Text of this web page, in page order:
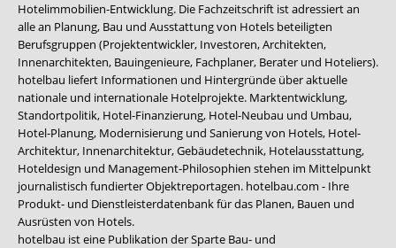
Hotelimmobilien-Entwicklung. Die Fachzeitschrift ist adressiert an
alle an Planung, Bau und Ausstattung von Hotels beteiligten
Berufsgruppen (Projektentwickler, Investoren, Architekten,
Innenarchitekten, Bauingenieure, Fachplaner, Berater und Hoteliers).
hotelbau liefert Informationen und Hintergründe über aktuelle
nationale und internationale Hotelprojekte. Marktentwicklung,
Standortpolitik, Hotel-Finanzierung, Hotel-Neubau und Umbau,
Hotel-Planung, Modernisierung und Sanierung von Hotels, Hotel-
Architektur, Innenarchitektur, Gebäudetechnik, Hotelausstattung,
Hoteldesign und Management-Philosophien stehen im Mittelpunkt
journalistisch fundierter Objektreportagen. hotelbau.com - Ihre
Produkt- und Dienstleisterdatenbank für das Planen, Bauen und
Ausrüsten von Hotels.
hotelbau ist eine Publikation der Sparte Bau- und